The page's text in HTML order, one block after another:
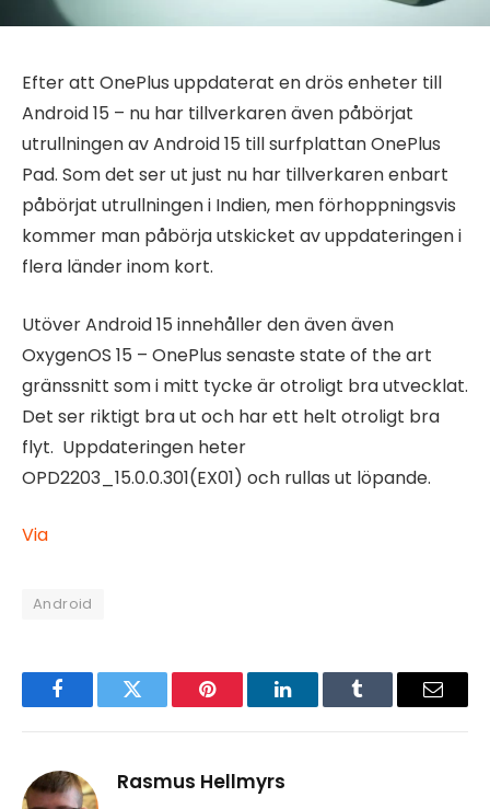
Efter att OnePlus uppdaterat en drös enheter till
Android 15 – nu har tillverkaren även påbörjat
utrullningen av Android 15 till surfplattan OnePlus
Pad. Som det ser ut just nu har tillverkaren enbart
påbörjat utrullningen i Indien, men förhoppningsvis
kommer man påbörja utskicket av uppdateringen i
flera länder inom kort.
Utöver Android 15 innehåller den även även
OxygenOS 15 – OnePlus senaste state of the art
gränssnitt som i mitt tycke är otroligt bra utvecklat.
Det ser riktigt bra ut och har ett helt otroligt bra
flyt. Uppdateringen heter
OPD2203_15.0.0.301(EX01) och rullas ut löpande.
Via
Android
FacebookTwitter Pinterest LinkedInTumblr Email
Rasmus Hellmyrs